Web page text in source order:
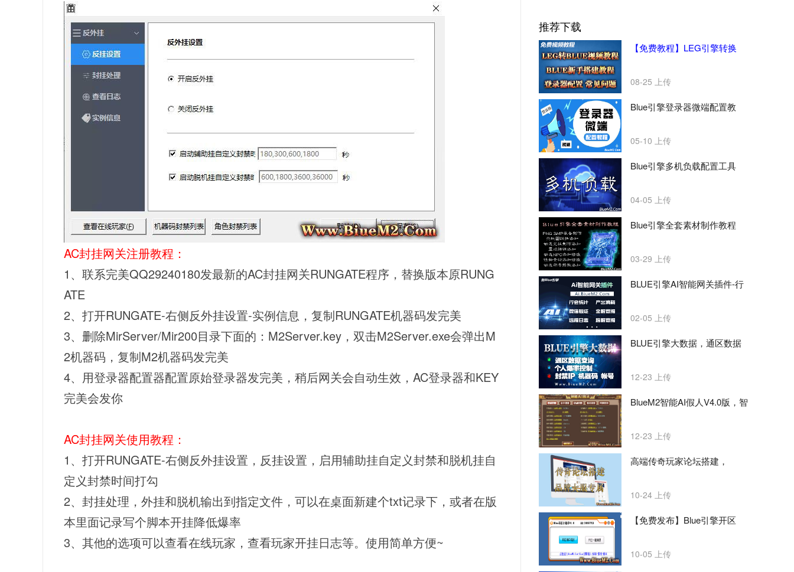
推荐下载
【免费教程】LEG引擎转换
08-25 上传
Blue引擎登录器微端配置教
05-10 上传
Blue引擎多机负载配置工具
04-05 上传
Blue引擎全套素材制作教程
03-29 上传
BLUE引擎AI智能网关插件-行
02-05 上传
BLUE引擎大数据，通区数据
12-23 上传
BlueM2智能AI假人V4.0版，智
12-23 上传
高端传奇玩家论坛搭建，
10-24 上传
【免费发布】Blue引擎开区
10-05 上传
AC封挂网关注册教程：
1、联系完美QQ29240180发最新的AC封挂网关RUNGATE程序，替换版本原RUNG
ATE
2、打开RUNGATE-右侧反外挂设置-实例信息，复制RUNGATE机器码发完美
3、删除MirServer/Mir200目录下面的：M2Server.key，双击M2Server.exe会弹出M
2机器码，复制M2机器码发完美
4、用登录器配置器配置原始登录器发完美，稍后网关会自动生效，AC登录器和KEY
完美会发你
AC封挂网关使用教程：
1、打开RUNGATE-右侧反外挂设置，反挂设置，启用辅助挂自定义封禁和脱机挂自
定义封禁时间打勾
2、封挂处理，外挂和脱机输出到指定文件，可以在桌面新建个txt记录下，或者在版
本里面记录写个脚本开挂降低爆率
3、其他的选项可以查看在线玩家，查看玩家开挂日志等。使用简单方便~